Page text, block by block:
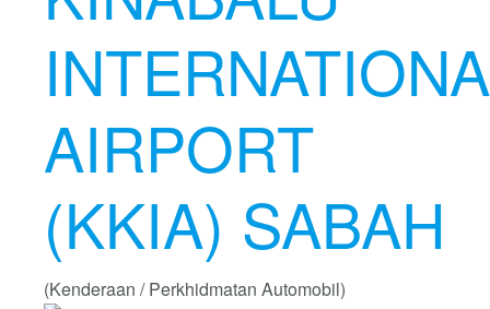
AIRPORT
(KKIA) SABAH
(Kenderaan / Perkhidmatan Automobil)